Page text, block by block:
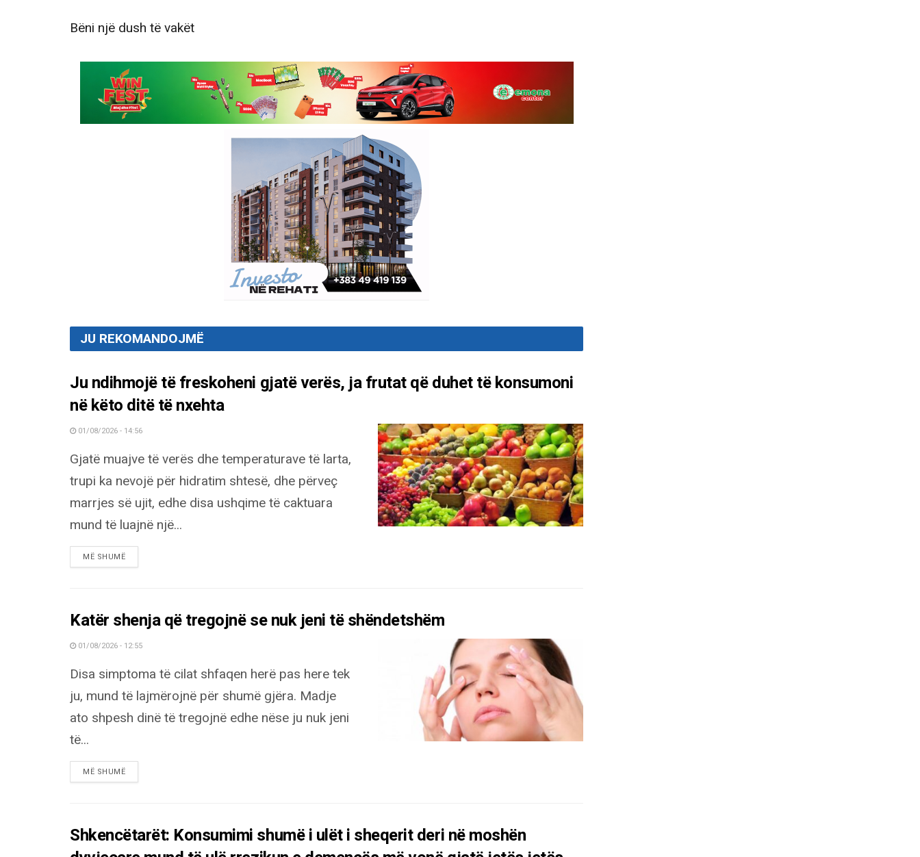
Bëni një dush të vakët
JU REKOMANDOJMË
Ju ndihmojë të freskoheni gjatë verës, ja frutat që duhet të konsumoni
në këto ditë të nxehta
01/08/2026 - 14:56
Gjatë muajve të verës dhe temperaturave të larta,
trupi ka nevojë për hidratim shtesë, dhe përveç
marrjes së ujit, edhe disa ushqime të caktuara
mund të luajnë një...
MË SHUMËDETAILS
Katër shenja që tregojnë se nuk jeni të shëndetshëm
01/08/2026 - 12:55
Disa simptoma të cilat shfaqen herë pas here tek
ju, mund të lajmërojnë për shumë gjëra. Madje
ato shpesh dinë të tregojnë edhe nëse ju nuk jeni
të...
MË SHUMËDETAILS
Shkencëtarët: Konsumimi shumë i ulët i sheqerit deri në moshën